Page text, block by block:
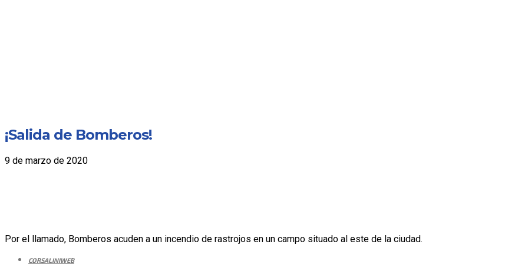
¡Salida de Bomberos!
9 de marzo de 2020
Por el llamado, Bomberos acuden a un incendio de rastrojos en un campo situado al este de la ciudad.
CORSALINIWEB